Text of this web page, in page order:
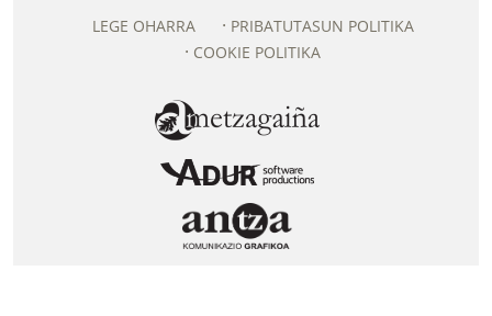
LEGE OHARRA
PRIBATUTASUN POLITIKA
COOKIE POLITIKA